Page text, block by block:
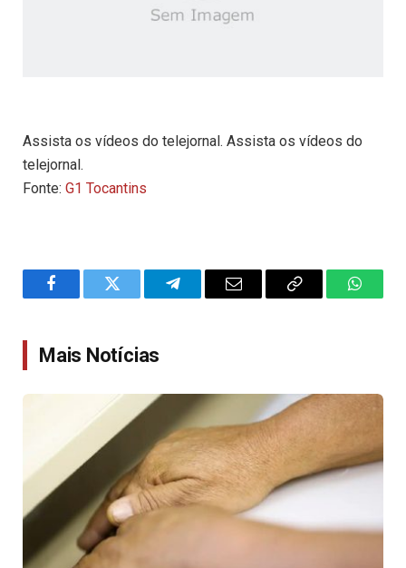
Assista os vídeos do telejornal. Assista os vídeos do
telejornal.
Fonte: G1 Tocantins
FacebookTwitter TelegramEmail
Copy
Mais Notícias